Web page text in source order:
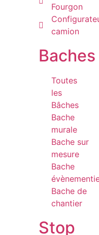
Fourgon
camion
Baches
Toutes
les
Bâches
Bache
murale
Bache sur
mesure
Bache
Bache de
chantier
Stop